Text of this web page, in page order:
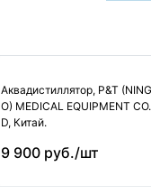
Аквадистиллятор, P&T
O) MEDICAL EQUIPMENT
D, Китай.
9 900 руб./шт